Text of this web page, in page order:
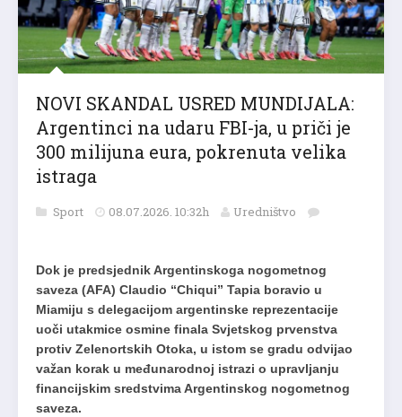
NOVI SKANDAL USRED MUNDIJALA:
Argentinci na udaru FBI-ja, u priči je
300 milijuna eura, pokrenuta velika
istraga
Sport 08.07.2026. 10:32h Uredništvo
Dok je predsjednik Argentinskoga nogometnog
saveza (AFA) Claudio “Chiqui” Tapia boravio u
Miamiju s delegacijom argentinske reprezentacije
uoči utakmice osmine finala Svjetskog prvenstva
protiv Zelenortskih Otoka, u istom se gradu odvijao
važan korak u međunarodnoj istrazi o upravljanju
financijskim sredstvima Argentinskog nogometnog
saveza.